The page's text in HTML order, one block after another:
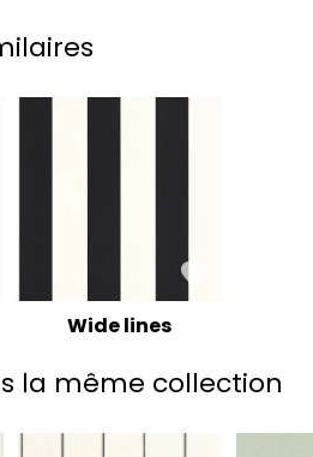
Wide lines
la même collection